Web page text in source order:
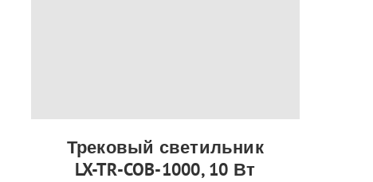
Трековый светильник
LX-TR-COB-1000, 10 Вт